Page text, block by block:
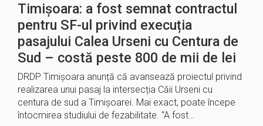
Timișoara: a fost semnat contractul
pentru SF-ul privind execuția
pasajului Calea Urseni cu Centura de
Sud – costă peste 800 de mii de lei
DRDP Timișoara anunță că avansează proiectul privind
realizarea unui pasaj la intersecția Căii Urseni cu
centura de sud a Timișoarei. Mai exact, poate începe
întocmirea studiului de fezabilitate. “A fost…